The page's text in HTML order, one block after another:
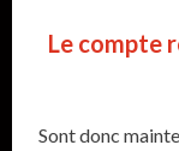
Le compte
Sont donc